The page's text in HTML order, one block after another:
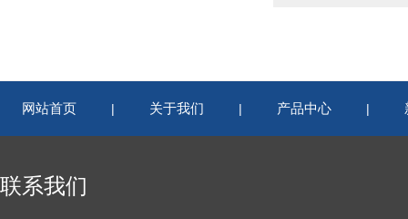
网站首页 | 关于我们 | 产品中心 |
联系我们